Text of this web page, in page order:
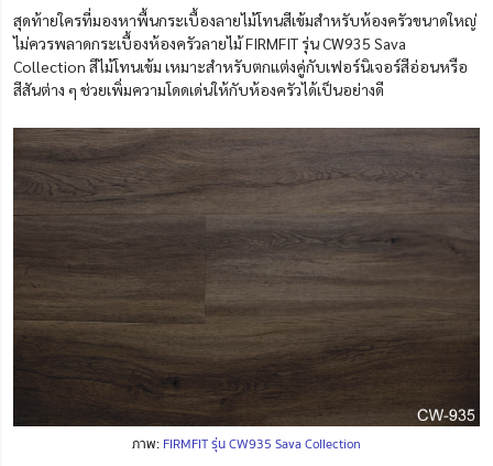
สุดท้ายใครที่มองหาพื้นกระเบื้องลายไม้โทนสีเข้มสำหรับห้องครัวขนาดใหญ่
ไม่ควรพลาดกระเบื้องห้องครัวลายไม้ FIRMFIT รุ่น CW935 Sava
Collection สีไม้โทนเข้ม เหมาะสำหรับตกแต่งคู่กับเฟอร์นิเจอร์สีอ่อนหรือ
สีสันต่าง ๆ ช่วยเพิ่มความโดดเด่นให้กับห้องครัวได้เป็นอย่างดี
ภาพ: FIRMFIT รุ่น CW935 Sava Collection